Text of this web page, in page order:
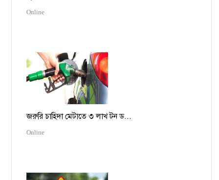
Online
জরুরি চাহিদা মেটাতে ৩ লাখ টন ড...
Online